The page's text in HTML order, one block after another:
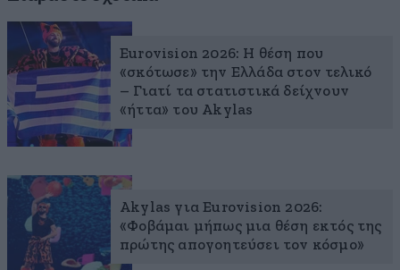
Eurovision 2026: Η θέση που
«σκότωσε» την Ελλάδα στον τελικό
– Γιατί τα στατιστικά δείχνουν
«ήττα» του Akylas
Akylas για Eurovision 2026:
«Φοβάμαι μήπως μια θέση εκτός της
πρώτης απογοητεύσει τον κόσμο»